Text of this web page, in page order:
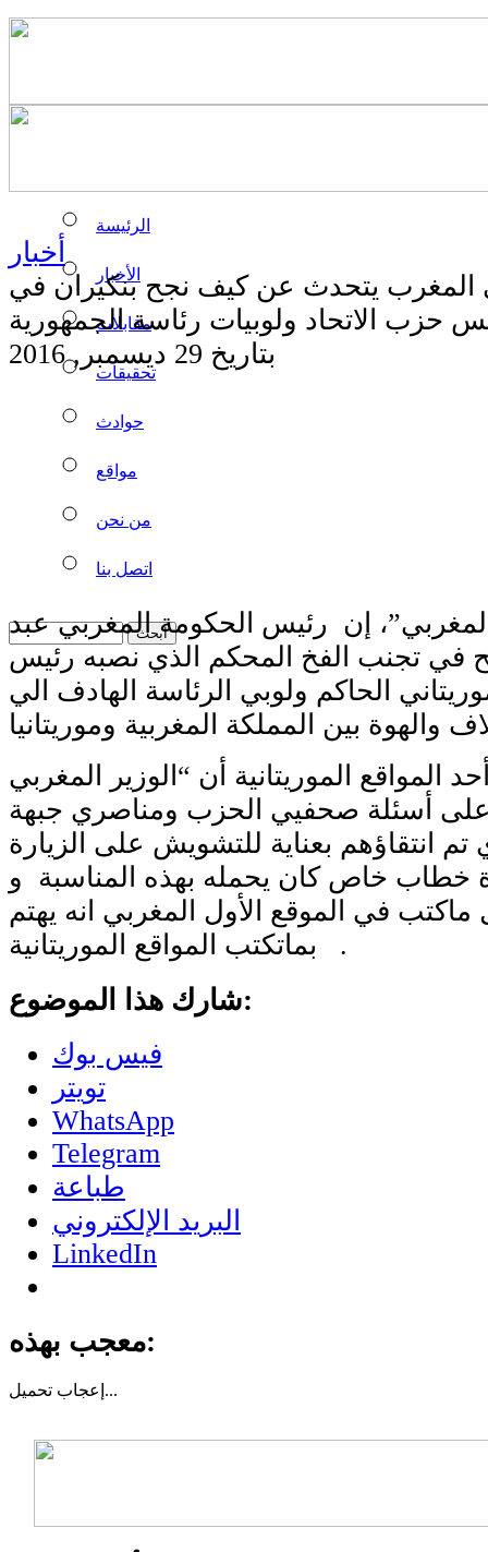
الرئيسة
الأخبار
مقابلات
تحقيقات
حوادث
مواقع
من نحن
اتصل بنا
أخبار
المغرب يتحدث عن كيف نجح بنكيران في
حزب الاتحاد ولوبيات رئاسة الجمهورية
بتاريخ 29 ديسمبر, 2016
إن رئيس الحكومة المغربي عبد
في تجنب الفخ المحكم الذي نصبه رئيس
الحاكم ولوبي الرئاسة الهادف الي
المواقع الموريتانية أن “الوزير المغربي
على أسئلة صحفيي الحزب ومناصري جبهة
تم انتقاؤهم بعناية للتشويش على الزيارة
خطاب خاص كان يحمله بهذه المناسبة و
في الموقع الأول المغربي انه يهتم
بماتكتب المواقع الموريتانية .
شارك هذا الموضوع:
فيس بوك
تويتر
WhatsApp
Telegram
طباعة
البريد الإلكتروني
LinkedIn
معجب بهذه:
إعجاب تحميل...